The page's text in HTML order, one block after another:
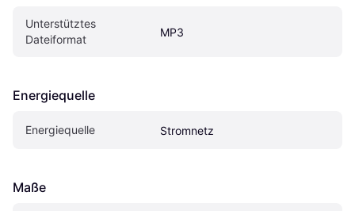
Unterstütztes
Dateiformat
MP3
Energiequelle
Energiequelle Stromnetz
Maße